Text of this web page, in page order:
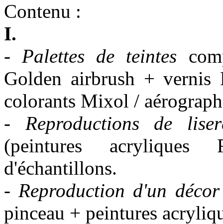
Contenu :
I.
-Palettes de teintes
Golden airbrush + vernis
colorants Mixol /
- Reproductions de
(peintures
d'échantillons.
-Reproduction d'un
pinceau + peintures